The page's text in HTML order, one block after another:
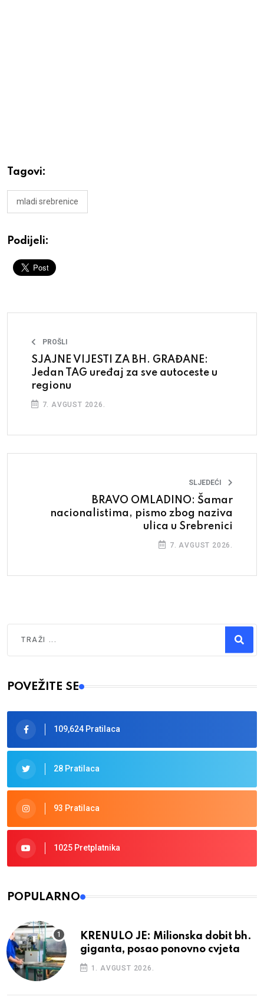
Tagovi:
mladi srebrenice
Podijeli:
PROŠLI
SJAJNE VIJESTI ZA BH. GRAĐANE:
Jedan TAG uređaj za sve autoceste u
regionu
7. AVGUST 2026.
SLJEDEĆI
BRAVO OMLADINO: Šamar
nacionalistima, pismo zbog naziva
ulica u Srebrenici
7. AVGUST 2026.
Type 2 or more characters for results.
POVEŽITE SE
109,624 Pratilaca
28 Pratilaca
93 Pratilaca
1025 Pretplatnika
POPULARNO
KRENULO JE: Milionska dobit bh.
giganta, posao ponovno cvjeta
1. AVGUST 2026.